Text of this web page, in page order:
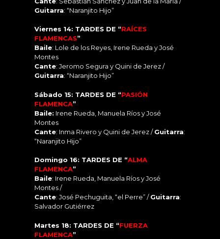
Guitarra: “Naranjito Hijo”
Viernes 14: TARDES DE “RAÍCES
FLAMENCAS”
Baile: Lole de los Reyes, Irene Rueda y José
Montes
Cante: Jeromo Segura y Quini de Jerez /
Guitarra: “Naranjito Hijo”
Sábado 15: TARDES DE “PASIÓN
FLAMENCA”
Baile: Irene Rueda, Manuela Ríos y José
Montes
Cante: Inma Rivero y Quini de Jerez /Guitarra:
“Naranjito Hijo”
Domingo 16: TARDES DE “ALMA
FLAMENCA”
Baile: Irene Rueda, Manuela Ríos y José
Montes /
Cante: José Pechuguita, “el Perre” /Guitarra:
Salvador Gutiérrez
Martes 18: TARDES DE “FUERZA
FLAMENCA”